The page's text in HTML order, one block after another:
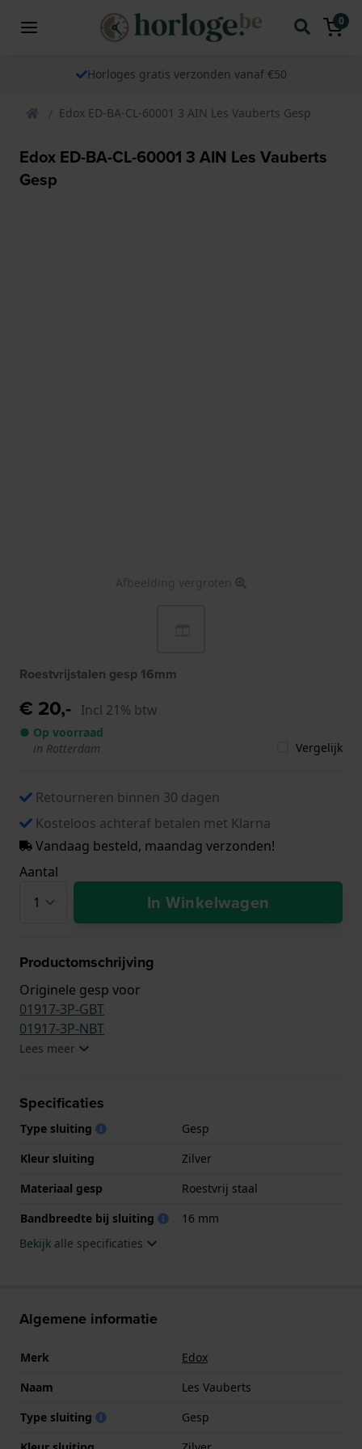
0
Horloges gratis verzonden vanaf €50
Edox ED-BA-CL-60001 3 AIN Les Vauberts Gesp
Edox ED-BA-CL-60001 3 AIN Les Vauberts
Gesp
Afbeelding vergroten
Roestvrijstalen gesp 16mm
€ 20,- Incl 21% btw
● Op voorraad
in Rotterdam
Vergelijk
Retourneren binnen 30 dagen
Kosteloos achteraf betalen met Klarna
Vandaag besteld, maandag verzonden!
Aantal
In Winkelwagen
Productomschrijving
Originele gesp voor
01917-3P-GBT
01917-3P-NBT
Lees meer
Specificaties
Type sluiting
Gesp
Kleur sluiting
Zilver
Materiaal gesp
Roestvrij staal
Bandbreedte bij sluiting
16 mm
Bekijk alle specificaties
Algemene informatie
Merk
Edox
Naam
Les Vauberts
Type sluiting
Gesp